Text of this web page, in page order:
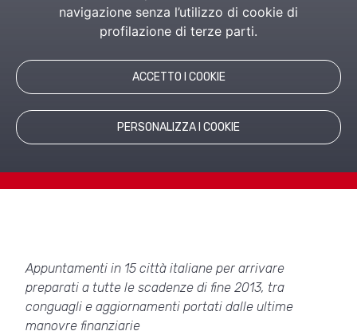
navigazione senza l’utilizzo di cookie di
profilazione di terze parti.
ACCETTO I COOKIE
PERSONALIZZA I COOKIE
Appuntamenti in 15 città italiane per
arrivare preparati a tutte le scadenze di
portati dalle ultime manovre finanziarie
Appuntamenti in 15 città italiane per arrivare
preparati a tutte le scadenze di fine 2013, tra
conguagli e aggiornamenti portati dalle ultime
manovre finanziarie